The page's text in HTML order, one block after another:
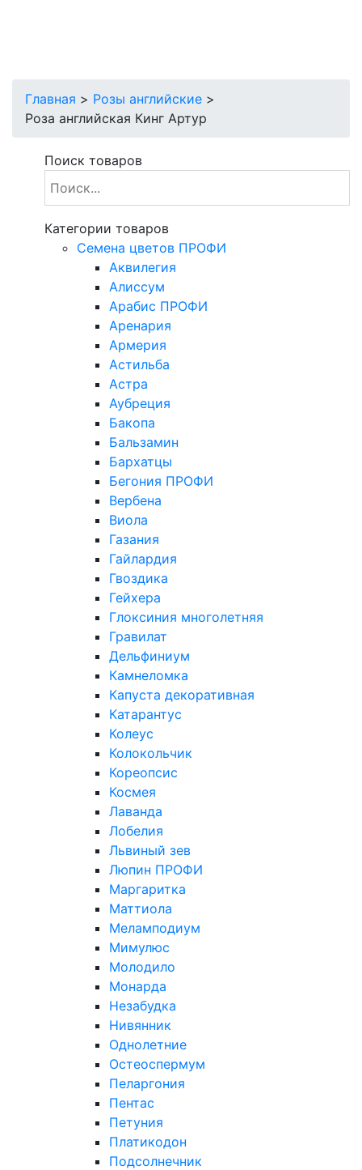
Главная > Розы английские >
Роза английская Кинг Артур
Поиск товаров
Категории товаров
Cемена цветов ПРОФИ
Аквилегия
Алиссум
Арабис ПРОФИ
Аренария
Армерия
Астильба
Астра
Аубреция
Бакопа
Бальзамин
Бархатцы
Бегония ПРОФИ
Вербена
Виола
Газания
Гайлардия
Гвоздика
Гейхера
Глоксиния многолетняя
Гравилат
Дельфиниум
Камнеломка
Капуста декоративная
Катарантус
Колеус
Колокольчик
Кореопсис
Космея
Лаванда
Лобелия
Львиный зев
Люпин ПРОФИ
Маргаритка
Маттиола
Меламподиум
Мимулюс
Молодило
Монарда
Незабудка
Нивянник
Однолетние
Остеоспермум
Пеларгония
Пентас
Петуния
Платикодон
Подсолнечник